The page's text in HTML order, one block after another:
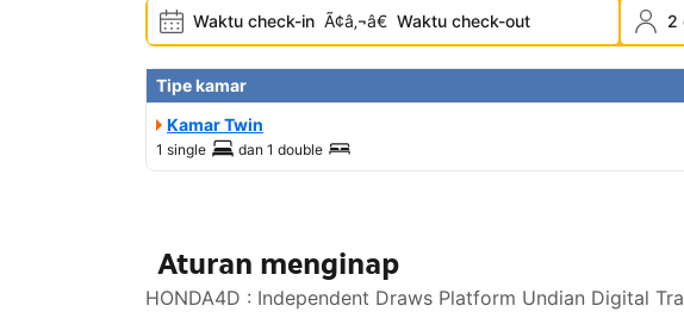
Waktu check-in Ã¢â‚¬â€ Waktu check-out 2
Tipe kamar
Kamar Twin
1 single dan 1 double
Aturan menginap
HONDA4D : Independent Draws Platform Undian Digital